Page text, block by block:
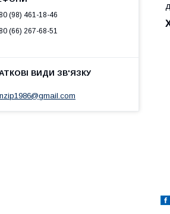
(98) 461-18-46
(66) 267-68-51